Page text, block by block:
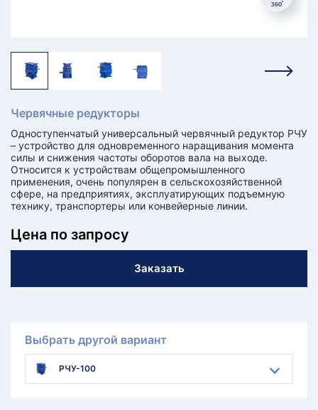
Червячные редукторы
Одноступенчатый универсальный червячный редуктор РЧУ
– устройство для одновременного наращивания момента
силы и снижения частоты оборотов вала на выходе.
Относится к устройствам общепромышленного
применения, очень популярен в сельскохозяйственной
сфере, на предприятиях, эксплуатирующих подъемную
технику, транспортеры или конвейерные линии.
Цена по запросу
Заказать
Выбрать другой вариант
РЧУ-100